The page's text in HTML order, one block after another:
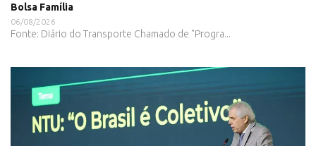
Bolsa Família
06/08/2026
Fonte: Diário do Transporte Chamado de "Progra...